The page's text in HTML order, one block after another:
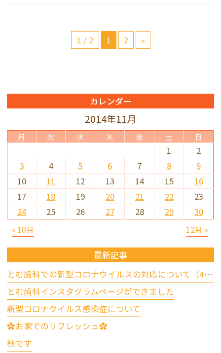
1 / 2 1 2 »
カレンダー
2014年11月
月 火 水 木 金 土 日
« 10月 12月 »
1
2
3
4 5 6 7 8
9
10
11 12 13 14 15
16
17
18 19 20 21 22
23
24
25 26 27 28 29 30
最新記事
とむ歯科での新型コロナウイルスの対応について（4/17更新）
とむ歯科インスタグラムページができました
新型コロナウイルス感染症について
✿お家でのリフレッシュ✿
秋です